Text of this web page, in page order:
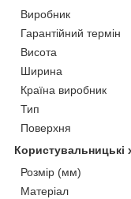
Виробник
Гарантійний термін
Висота
Ширина
Країна виробник
Тип
Поверхня
Користувальницькі
Розмір (мм)
Матеріал